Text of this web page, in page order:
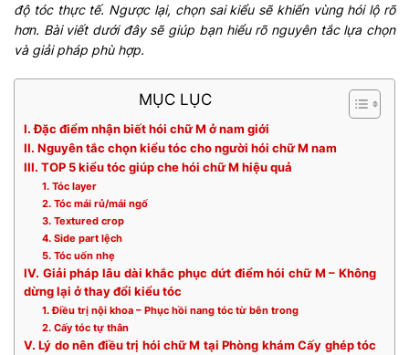
độ tóc thực tế. Ngược lại, chọn sai kiểu sẽ khiến vùng hói lộ rõ
hơn. Bài viết dưới đây sẽ giúp bạn hiểu rõ nguyên tắc lựa chọn
và giải pháp phù hợp.
MỤC LỤC
I. Đặc điểm nhận biết hói chữ M ở nam giới
II. Nguyên tắc chọn kiểu tóc cho người hói chữ M nam
III. TOP 5 kiểu tóc giúp che hói chữ M hiệu quả
1. Tóc layer
2. Tóc mái rủ/mái ngố
3. Textured crop
4. Side part lệch
5. Tóc uốn nhẹ
IV. Giải pháp lâu dài khắc phục dứt điểm hói chữ M – Không
dừng lại ở thay đổi kiểu tóc
1. Điều trị nội khoa – Phục hồi nang tóc từ bên trong
2. Cấy tóc tự thân
V. Lý do nên điều trị hói chữ M tại Phòng khám Cấy ghép tóc